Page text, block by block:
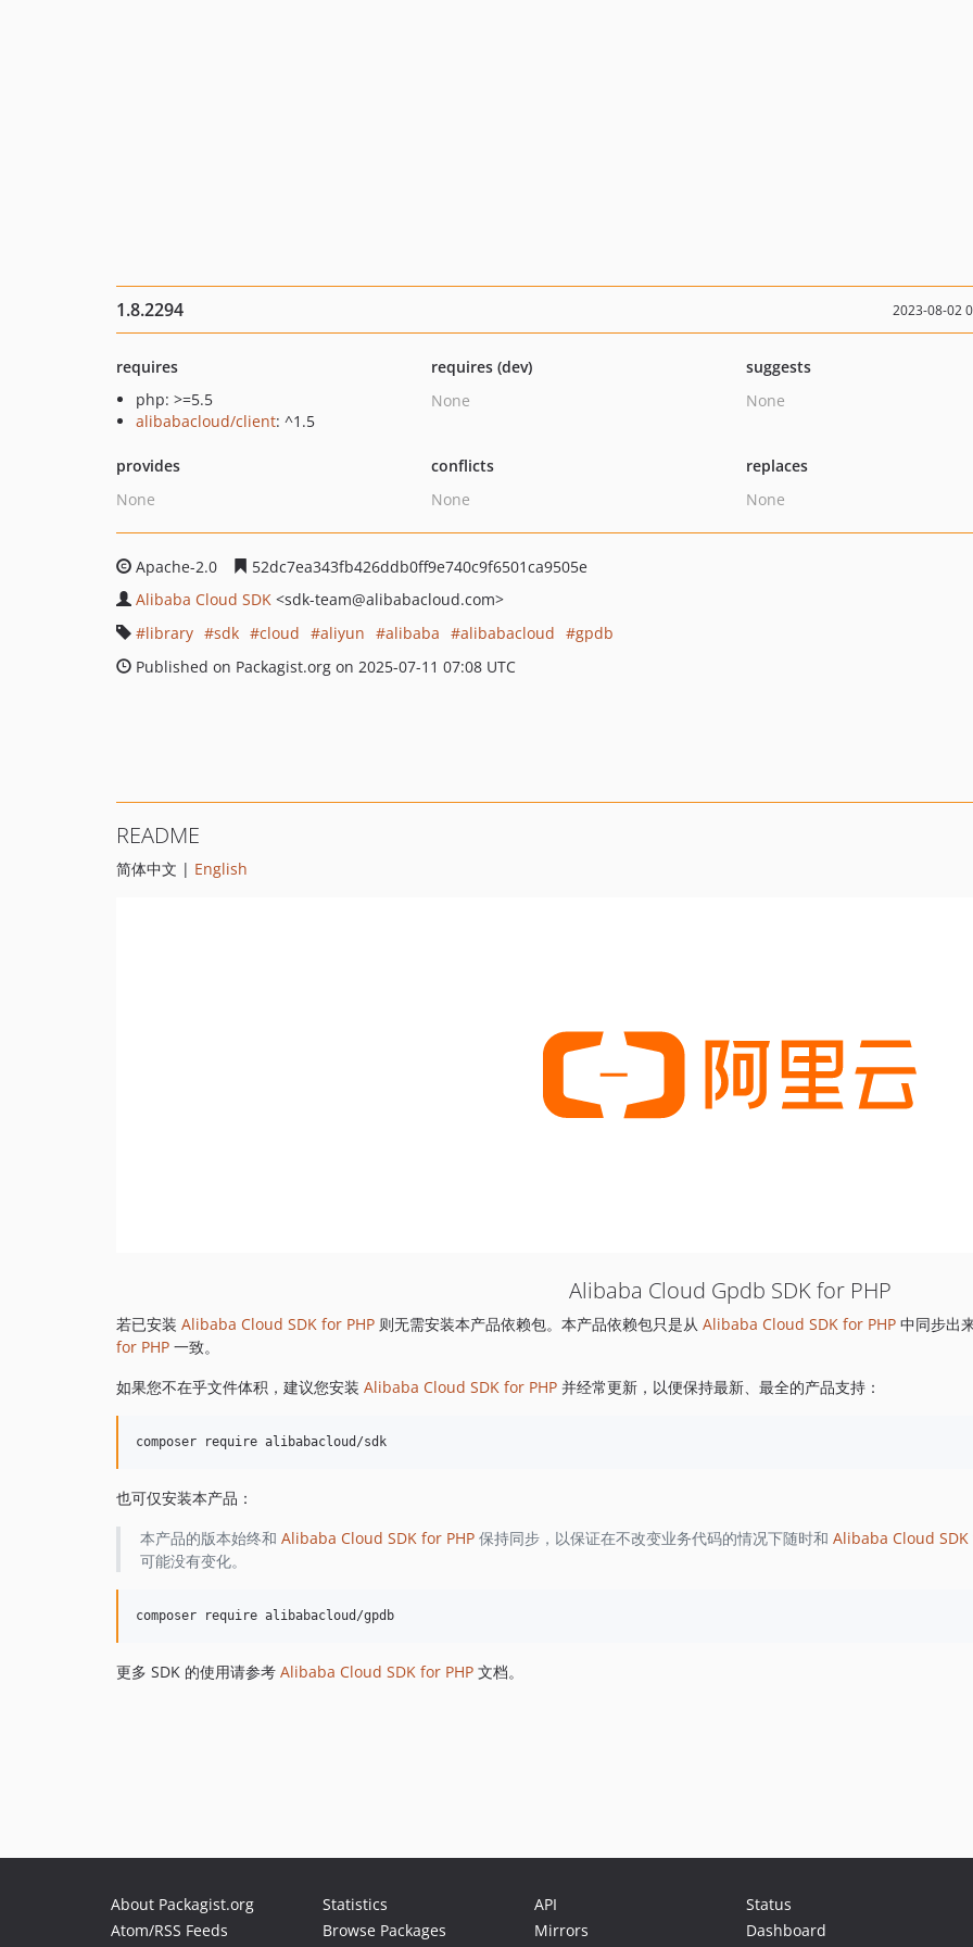
1.8.2294 2023-08-02
requires
php: >=5.5
alibabacloud/client: ^1.5
requires (dev)
None
suggests
None
provides
None
conflicts
None
replaces
None
Apache-2.0
52dc7ea343fb426ddb0ff9e740c9f6501ca9505e
Alibaba Cloud SDK <sdk-team@alibabacloud.com>
library
sdk cloud aliyun alibaba alibabacloud
gpdb
Published on Packagist.org on 2025-07-11 07:08 UTC
README
简体中文 | English
Alibaba Cloud Gpdb SDK for PHP
若已安装 Alibaba Cloud SDK for PHP 则无需安装本产品依赖包。本产品依赖包只是从 Alibaba Cloud SDK for PHP 中同步出
for PHP 一致。
如果您不在乎文件体积，建议您安装 Alibaba Cloud SDK for PHP 并经常更新，以便保持最新、最全的产品支持：
也可仅安装本产品：
本产品的版本始终和 Alibaba Cloud SDK for PHP保持同步，以保证在不改变业务代码的情况下随时和 Alibaba Cloud SDK
可能没有变化。
更多 SDK 的使用请参考 Alibaba Cloud SDK for PHP 文档。
About Packagist.org
Atom/RSS Feeds
Statistics
Browse Packages
API
Mirrors
Status
Dashboard